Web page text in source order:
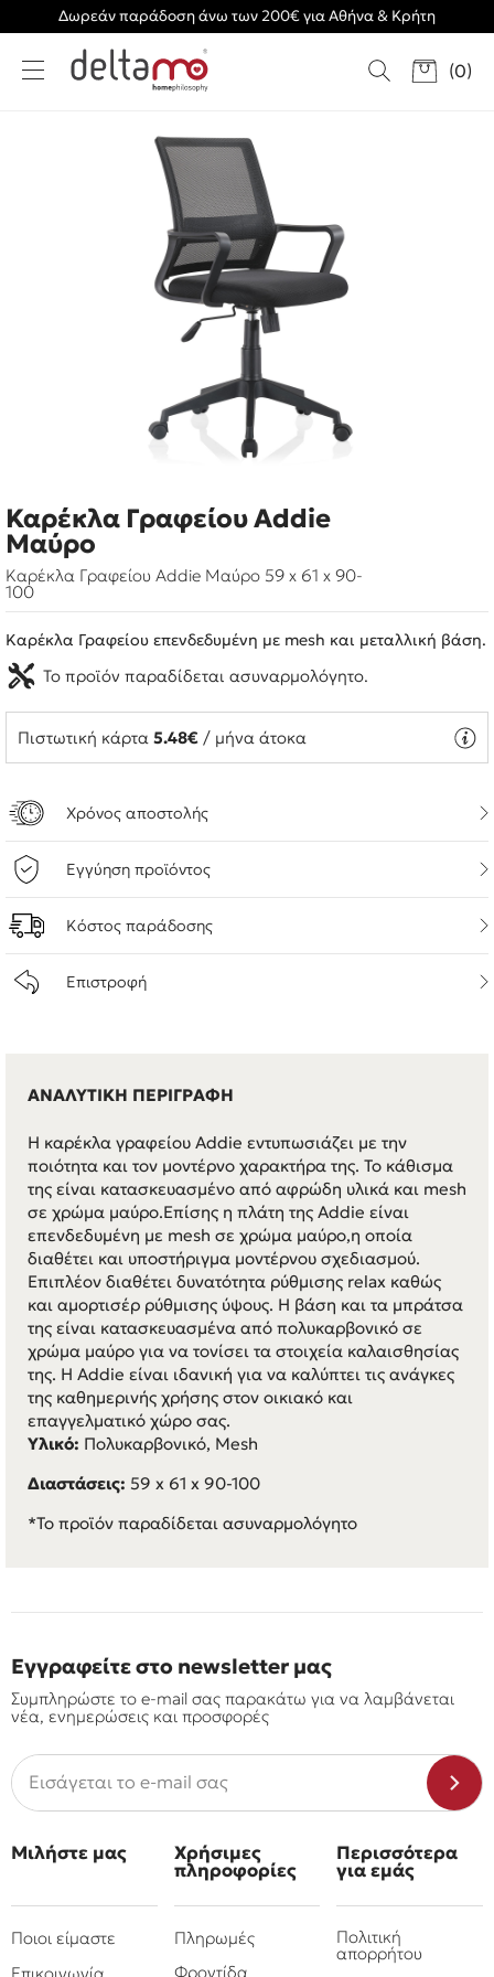
Δωρεάν παράδοση άνω των 200€ για Αθήνα & Κρήτη
(0)
Καρέκλα Γραφείου Addie
Μαύρο
Καρέκλα Γραφείου Addie Μαύρο 59 x 61 x 90-
100
Καρέκλα Γραφείου επενδεδυμένη με mesh και μεταλλική βάση.
Το προϊόν παραδίδεται ασυναρμολόγητο.
Πιστωτική κάρτα 5.48€ / μήνα άτοκα
Χρόνος αποστολής
Εγγύηση προϊόντος
Κόστος παράδοσης
Επιστροφή
ΑΝΑΛΥΤΙΚΗ ΠΕΡΙΓΡΑΦΗ
Η καρέκλα γραφείου Addie εντυπωσιάζει με την
ποιότητα και τον μοντέρνο χαρακτήρα της. Το κάθισμα
της είναι κατασκευασμένο από αφρώδη υλικά και mesh
σε χρώμα μαύρο.Επίσης η πλάτη της Addie είναι
επενδεδυμένη με mesh σε χρώμα μαύρο,η οποία
διαθέτει και υποστήριγμα μοντέρνου σχεδιασμού.
Επιπλέον διαθέτει δυνατότητα ρύθμισης relax καθώς
και αμορτισέρ ρύθμισης ύψους. Η βάση και τα μπράτσα
της είναι κατασκευασμένα από πολυκαρβονικό σε
χρώμα μαύρο για να τονίσει τα στοιχεία καλαισθησίας
της. Η Addie είναι ιδανική για να καλύπτει τις ανάγκες
της καθημερινής χρήσης στον οικιακό και
επαγγελματικό χώρο σας.
Υλικό: Πολυκαρβονικό, Mesh
Διαστάσεις: 59 x 61 x 90-100
*Το προϊόν παραδίδεται ασυναρμολόγητο
Εγγραφείτε στο newsletter μας
Συμπληρώστε το e-mail σας παρακάτω για να λαμβάνεται
νέα, ενημερώσεις και προσφορές
Μιλήστε μας
Ποιοι είμαστε
Χρήσιμες
πληροφορίες
Πληρωμές
Φροντίδα
Περισσότερα
για εμάς
Πολιτική
απορρήτου